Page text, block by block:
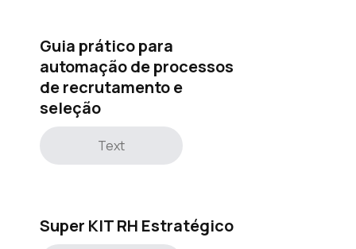
Guia prático para
automação de processos
de recrutamento e
seleção
Text
Super KIT RH Estratégico